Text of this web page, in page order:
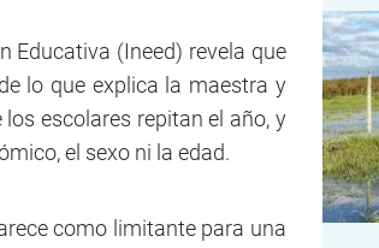
Educativa (Ineed) revela que
lo que explica la maestra y
escolares repitan el año, y
el sexo ni la edad.
como limitante para una